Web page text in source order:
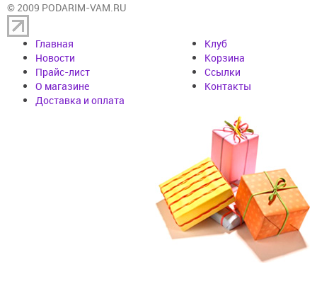
© 2009 PODARIM-VAM.RU
Главная
Новости
Прайс-лист
О магазине
Доставка и оплата
Клуб
Корзина
Cсылки
Контакты